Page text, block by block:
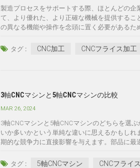
製造プロセスをサポートする際、ほとんどの
て、より優れた、より正確な機械を提供する
の異なる機能や操作を念頭に置く必要があるた
タグ : CNC加工 CNCフライス加工
3軸CNCマシンと5軸CNCマシンの比較
MAR 26, 2024
3軸CNCマシンと5軸CNCマシンのどちらを選
いか多いかという単純な違いに思えるかもし
期的な競争力に直接影響を与えます。部品に最
タグ : 5軸CNCマシン CNCフライ